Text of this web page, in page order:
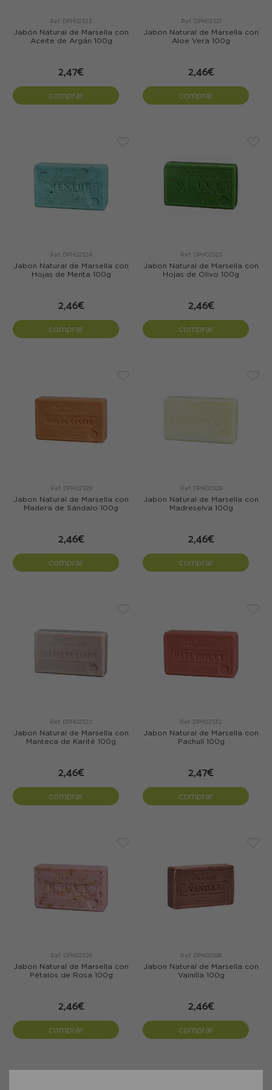
Ref: DPH02523
Jabón Natural de Marsella con
Aceite de Argán 100g
2,47€
comprar
Ref: DPH02521
Jabon Natural de Marsella con
Aloe Vera 100g
2,46€
comprar
Ref: DPH02524
Jabon Natural de Marsella con
Hojas de Menta 100g
2,46€
comprar
Ref: DPH02525
Jabon Natural de Marsella con
Hojas de Olivo 100g
2,46€
comprar
Ref: DPH02528
Jabon Natural de Marsella con
Madera de Sándalo 100g
2,46€
comprar
Ref: DPH02529
Jabon Natural de Marsella con
Madreselva 100g
2,46€
comprar
Ref: DPH02522
Jabon Natural de Marsella con
Manteca de Karité 100g
2,46€
comprar
Ref: DPH02532
Jabon Natural de Marsella con
Pachulí 100g
2,47€
comprar
Ref: DPH02526
Jabon Natural de Marsella con
Pétalos de Rosa 100g
2,46€
comprar
Ref: DPH02598
Jabon Natural de Marsella con
Vainilla 100g
2,46€
comprar